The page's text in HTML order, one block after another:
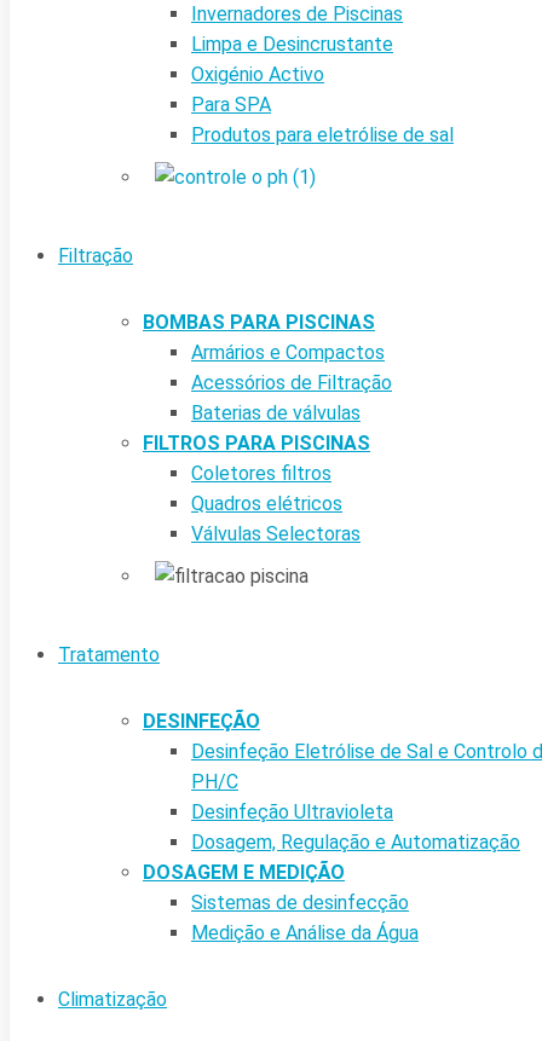
Invernadores de Piscinas
Limpa e Desincrustante
Oxigénio Activo
Para SPA
Produtos para eletrólise de sal
Filtração
BOMBAS PARA PISCINAS
Armários e Compactos
Acessórios de Filtração
Baterias de válvulas
FILTROS PARA PISCINAS
Coletores filtros
Quadros elétricos
Válvulas Selectoras
Tratamento
DESINFEÇÃO
Desinfeção Eletrólise de Sal e Controlo
PH/C
Desinfeção Ultravioleta
Dosagem, Regulação e Automatização
DOSAGEM E MEDIÇÃO
Sistemas de desinfecção
Medição e Análise da Água
Climatização